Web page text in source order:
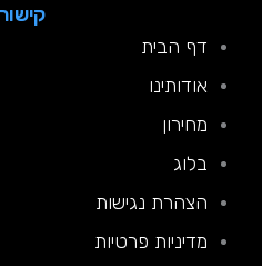
קישורים
דף הבית
אודותינו
מחירון
בלוג
הצהרת נגישות
מדיניות פרטיות